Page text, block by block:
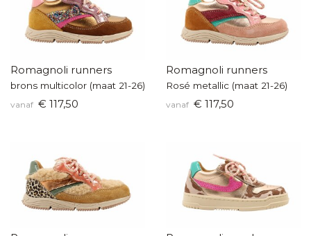
Romagnoli runners
brons multicolor (maat 21-26)
vanaf € 117,50
Romagnoli runners
Rosé metallic (maat 21-26)
vanaf € 117,50